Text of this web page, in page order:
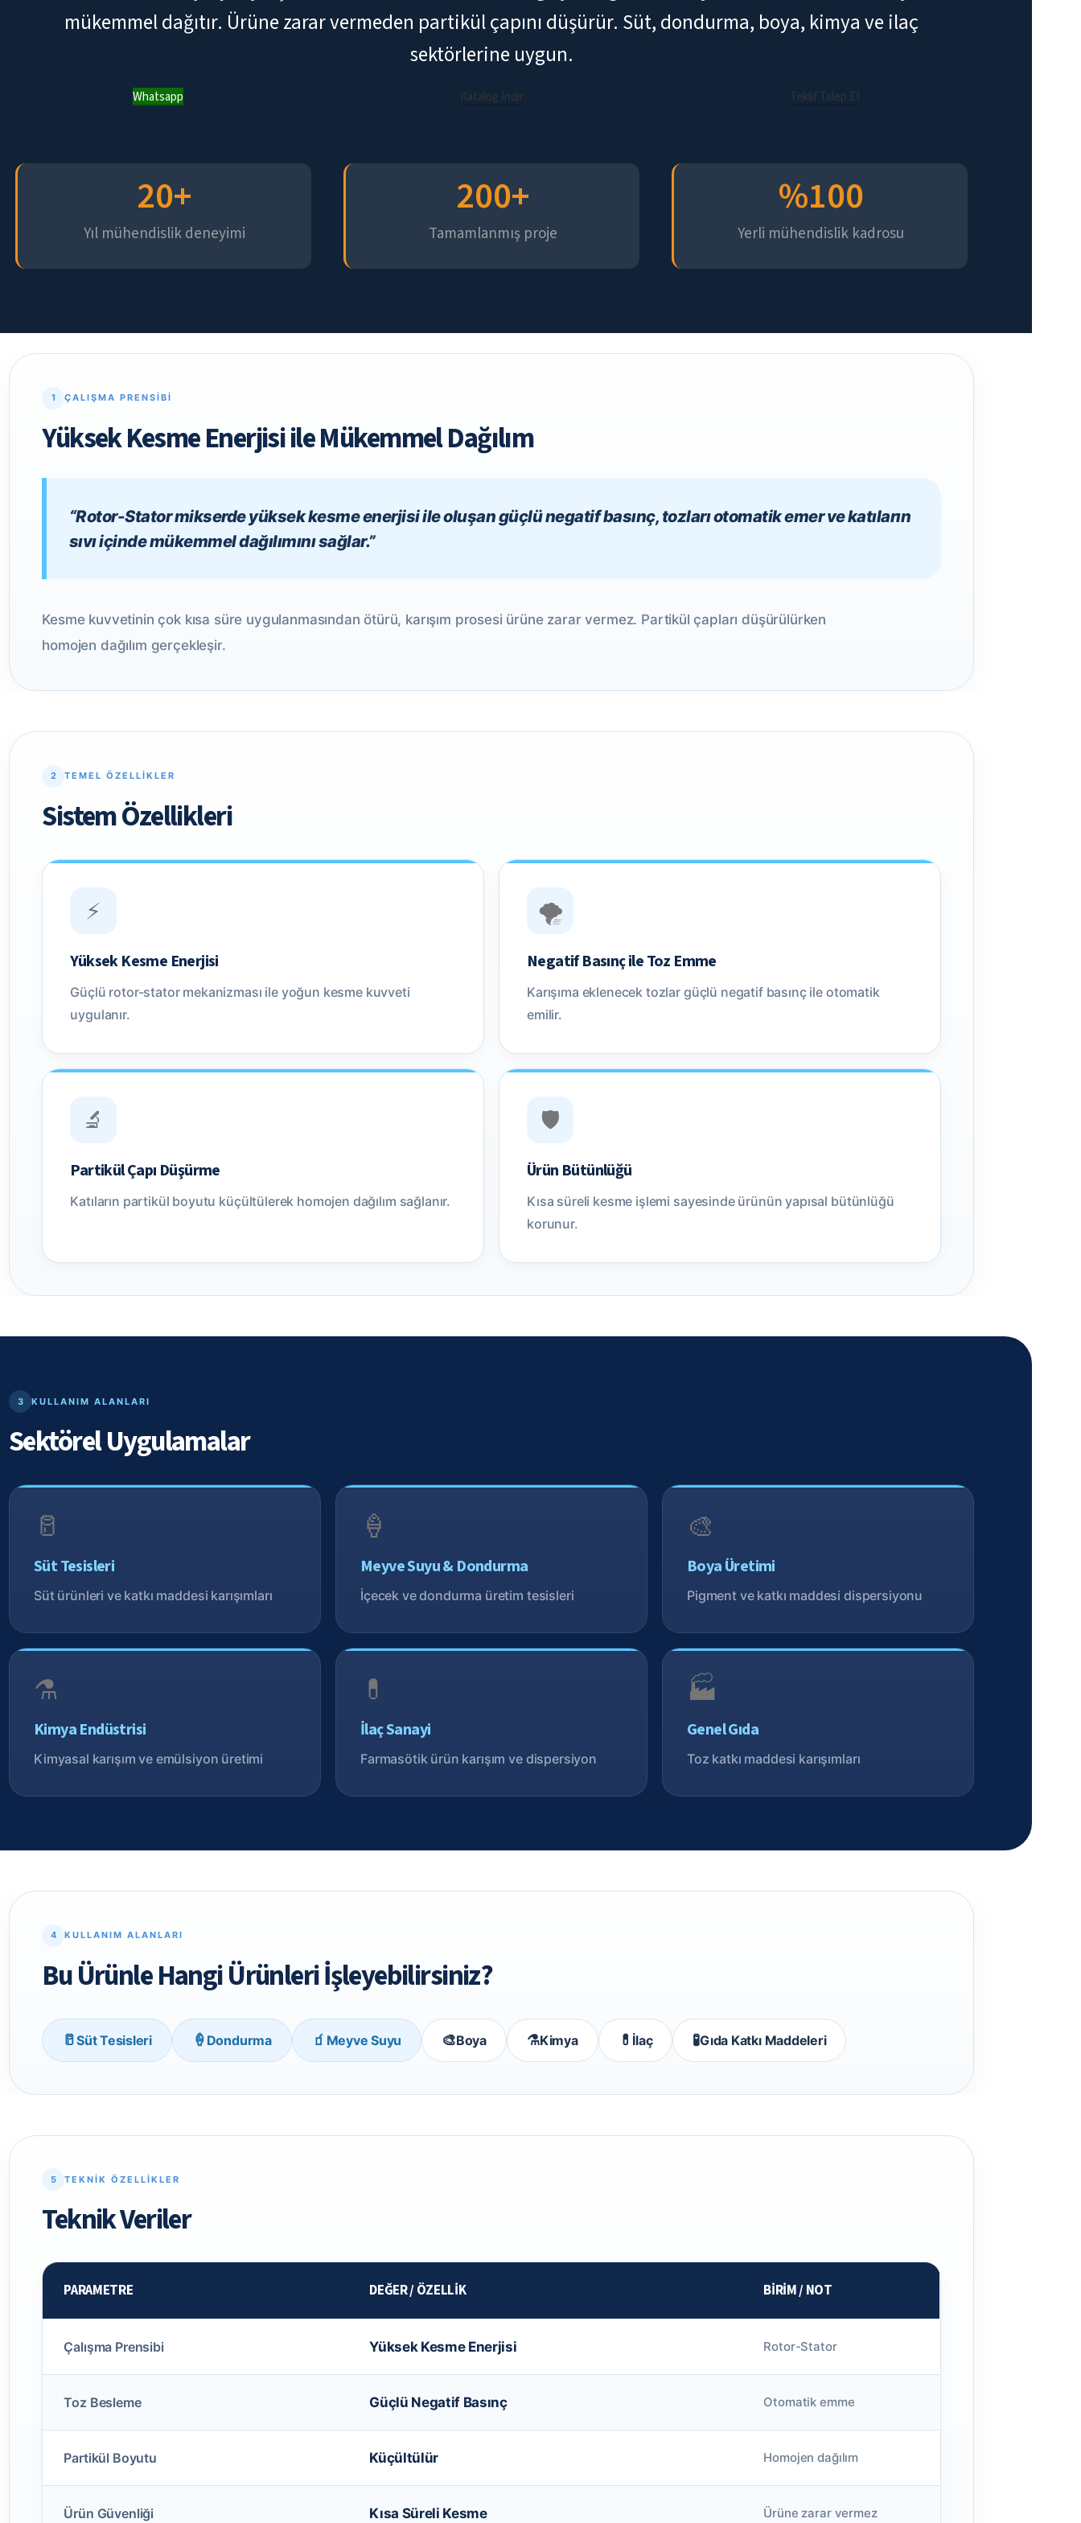
mükemmel dağıtır. Ürüne zarar vermeden partikül çapını düşürür. Süt, dondurma, boya, kimya ve ilaç
sektörlerine uygun.
Whatsapp Katalog İndir Teklif Talep Et
Yıl mühendislik deneyimi
20+
Tamamlanmış proje
200+
Yerli mühendislik kadrosu
%100
1 ÇALIŞMA PRENSIBI
Yüksek Kesme Enerjisi ile Mükemmel Dağılım
“Rotor-Stator mikserde yüksek kesme enerjisi ile oluşan güçlü negatif basınç, tozları otomatik emer ve katıların
sıvı içinde mükemmel dağılımını sağlar.”
Kesme kuvvetinin çok kısa süre uygulanmasından ötürü, karışım prosesi ürüne zarar vermez. Partikül çapları düşürülürken
homojen dağılım gerçekleşir.
2 TEMEL ÖZELLIKLER
Sistem Özellikleri
⚡
Yüksek Kesme Enerjisi
Güçlü rotor-stator mekanizması ile yoğun kesme kuvveti
uygulanır.
🌪️
Negatif Basınç ile Toz Emme
Karışıma eklenecek tozlar güçlü negatif basınç ile otomatik
emilir.
🔬
Partikül Çapı Düşürme
Katıların partikül boyutu küçültülerek homojen dağılım sağlanır.
🛡️
Ürün Bütünlüğü
Kısa süreli kesme işlemi sayesinde ürünün yapısal bütünlüğü
korunur.
3 KULLANIM ALANLARI
Sektörel Uygulamalar
🥛
Süt Tesisleri
Süt ürünleri ve katkı maddesi karışımları
🍦
Meyve Suyu & Dondurma
İçecek ve dondurma üretim tesisleri
🎨
Boya Üretimi
Pigment ve katkı maddesi dispersiyonu
⚗️
Kimya Endüstrisi
Kimyasal karışım ve emülsiyon üretimi
💊
İlaç Sanayi
Farmasötik ürün karışım ve dispersiyon
🏭
Genel Gıda
Toz katkı maddesi karışımları
4 KULLANIM ALANLARI
Bu Ürünle Hangi Ürünleri İşleyebilirsiniz?
🥛Süt Tesisleri 🍦 Dondurma 🧃 Meyve Suyu 🎨Boya ⚗️Kimya 💊 İlaç 🧪Gıda Katkı Maddeleri
5 TEKNIK ÖZELLIKLER
Teknik Veriler
PARAMETRE DEĞER / ÖZELLIK BIRIM / NOT
Çalışma Prensibi Yüksek Kesme Enerjisi Rotor-Stator
Toz Besleme Güçlü Negatif Basınç Otomatik emme
Partikül Boyutu Küçültülür Homojen dağılım
Ürün Güvenliği Kısa Süreli Kesme Ürüne zarar vermez